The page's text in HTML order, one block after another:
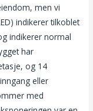
men vi
indikerer tilkoblet
indikerer normal
har
og 14
eller
med